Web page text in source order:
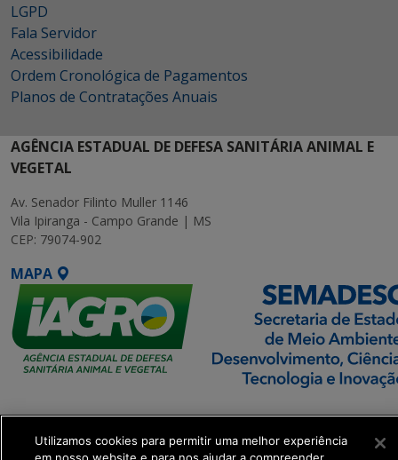
LGPD
Fala Servidor
Acessibilidade
Ordem Cronológica de Pagamentos
Planos de Contratações Anuais
AGÊNCIA ESTADUAL DE DEFESA SANITÁRIA ANIMAL E
VEGETAL
Av. Senador Filinto Muller 1146
Vila Ipiranga - Campo Grande | MS
CEP: 79074-902
MAPA
SETDIG | Secretaria-
Executiva de
Transformação Digital
Utilizamos cookies para permitir uma melhor experiência